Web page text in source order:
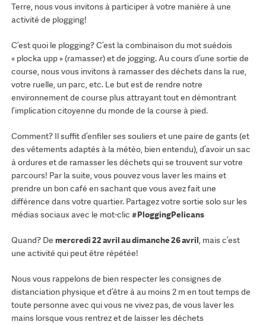
Terre, nous vous invitons à participer à votre manière à une
activité de plogging!
C’est quoi le plogging? C’est la combinaison du mot suédois
« plocka upp » (ramasser) et de jogging. Au cours d’une sortie de
course, nous vous invitons à ramasser des déchets dans la rue,
votre ruelle, un parc, etc. Le but est de rendre notre
environnement de course plus attrayant tout en démontrant
l’implication citoyenne du monde de la course à pied.
Comment? Il suffit d’enfiler ses souliers et une paire de gants (et
des vêtements adaptés à la météo, bien entendu), d’avoir un sac
à ordures et de ramasser les déchets qui se trouvent sur votre
parcours! Par la suite, vous pouvez vous laver les mains et
prendre un bon café en sachant que vous avez fait une
différence dans votre quartier. Partagez votre sortie solo sur les
médias sociaux avec le mot-clic #PloggingPelicans
Quand? De mercredi 22 avril au dimanche 26 avril, mais c’est
une activité qui peut être répétée!
Nous vous rappelons de bien respecter les consignes de
distanciation physique et d’être à au moins 2 m en tout temps de
toute personne avec qui vous ne vivez pas, de vous laver les
mains lorsque vous rentrez et de laisser les déchets